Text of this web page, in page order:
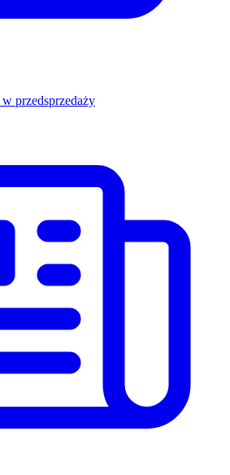
przedsprzedaży